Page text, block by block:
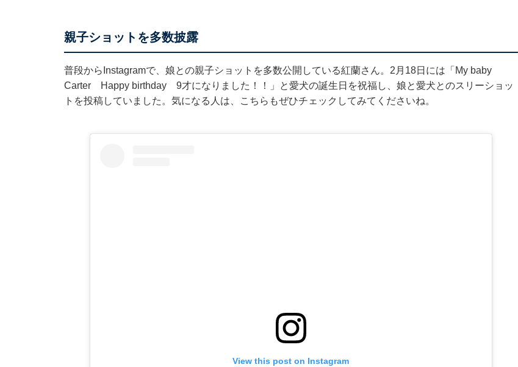
親子ショットを多数披露
普段からInstagramで、娘との親子ショットを多数公開している紅蘭さん。2月18日には「My baby
Carter Happy birthday 9才になりました！！」と愛犬の誕生日を祝福し、娘と愛犬とのスリーショッ
トを投稿していました。気になる人は、こちらもぜひチェックしてみてくださいね。
View this post on Instagram